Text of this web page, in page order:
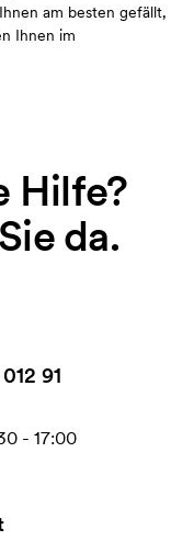
am besten gefällt,
Ihnen im
Hilfe?
da.
91
- 17:00